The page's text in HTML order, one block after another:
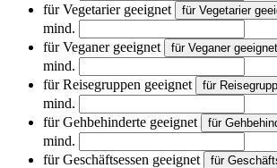
für Vegetarier geeignet
für Vegetarier
mind.
für Veganer geeignet
für Veganer geeignet
mind.
für Reisegruppen geeignet
für
mind.
für Gehbehinderte geeignet
für
mind.
für Geschäftsessen geeignet
für